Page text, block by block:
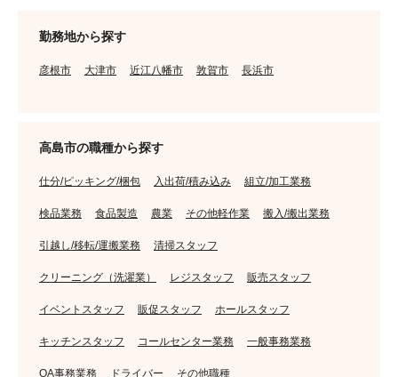
勤務地から探す
彦根市 大津市 近江八幡市 敦賀市 長浜市
高島市の職種から探す
仕分/ピッキング/梱包 入出荷/積み込み 組立/加工業務
検品業務 食品製造 農業 その他軽作業 搬入/搬出業務
引越し/移転/運搬業務 清掃スタッフ
クリーニング（洗濯業） レジスタッフ 販売スタッフ
イベントスタッフ 販促スタッフ ホールスタッフ
キッチンスタッフ コールセンター業務 一般事務業務
OA事務業務 ドライバー その他職種